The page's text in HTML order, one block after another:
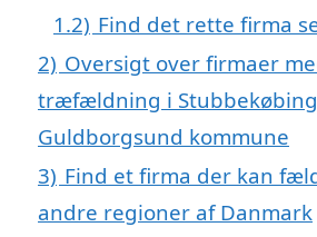
1.2) Find det rette firma
2) Oversigt over firmaer
træfældning i
Guldborgsund kommune
3) Find et firma der kan
andre regioner af Danmark